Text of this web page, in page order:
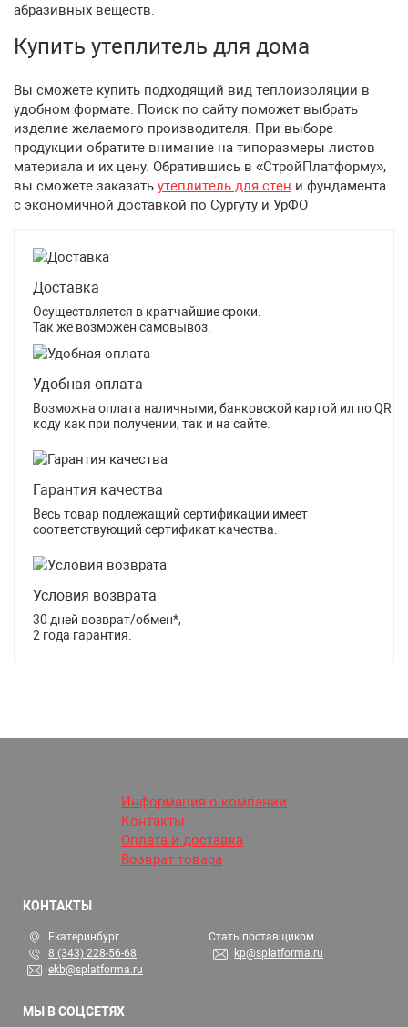
абразивных веществ.
Купить утеплитель для дома
Вы сможете купить подходящий вид теплоизоляции в
удобном формате. Поиск по сайту поможет выбрать
изделие желаемого производителя. При выборе
продукции обратите внимание на типоразмеры листов
материала и их цену. Обратившись в «СтройПлатформу»,
вы сможете заказать утеплитель для стен и фундамента
с экономичной доставкой по Сургуту и УрФО
Доставка
Осуществляется в кратчайшие сроки.
Так же возможен самовывоз.
Удобная оплата
Возможна оплата наличными, банковской картой ил по QR
коду как при получении, так и на сайте.
Гарантия качества
Весь товар подлежащий сертификации имеет
соответствующий сертификат качества.
Условия возврата
30 дней возврат/обмен*,
2 года гарантия.
Информация о компании
Контакты
Оплата и доставка
Возврат товара
КОНТАКТЫ
Екатеринбург
8 (343) 228-56-68
ekb@splatforma.ru
Стать поставщиком
kp@splatforma.ru
МЫ В СОЦСЕТЯХ